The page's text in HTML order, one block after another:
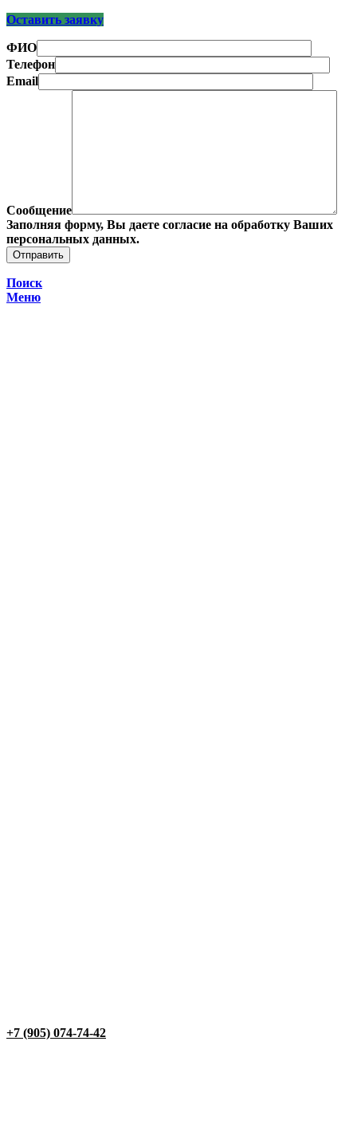
Оставить заявку
ФИО
Телефон
Email
Сообщение
Заполняя форму, Вы даете согласие на обработку Ваших
персональных данных.
Поиск
Меню
+7 (905) 074-74-42